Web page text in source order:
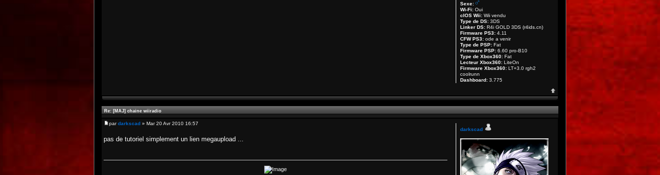
Sexe:
Wi-Fi: Oui
cIOS Wii: Wii vendu
Type de DS: 3DS
Linker DS: R4i GOLD 3DS (r4ids.cn)
Firmware PS3: 4.11
CFW PS3: ode a venir
Type de PSP: Fat
Firmware PSP: 6.60 pro-B10
Type de Xbox360: Fat
Lecteur Xbox360: LiteOn
Firmware Xbox360: LT+3.0 rgh2
coolrunn
Dashboard: 3.775
Re: [MAJ] chaine wiiradio
pardarkscad » Mar 20 Avr 2010 16:57
pas de tutoriel simplement un lien megaupload ...
darkscad